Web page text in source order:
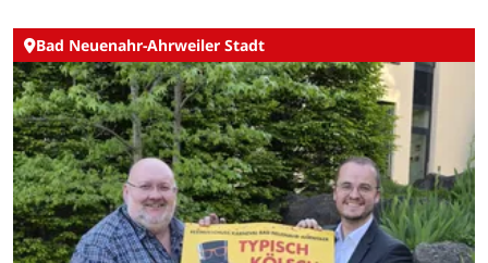
Bad Neuenahr-Ahrweiler Stadt